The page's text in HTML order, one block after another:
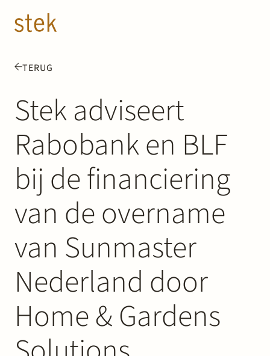
TERUG
Stek adviseert
Rabobank en BLF
bij de financiering
van de overname
van Sunmaster
Nederland door
Home & Gardens
Mensen
Expertise
Over ons
Track record
News & Insights
Contact
Werken bij Stek